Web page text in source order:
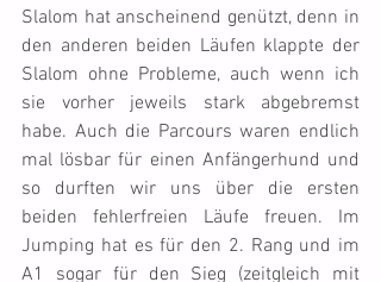
Slalom hat anscheinend genützt, denn in
den anderen beiden Läufen klappte der
Slalom ohne Probleme, auch wenn ich
sie vorher jeweils stark abgebremst
habe. Auch die Parcours waren endlich
mal lösbar für einen Anfängerhund und
so durften wir uns über die ersten
beiden fehlerfreien Läufe freuen. Im
Jumping hat es für den 2. Rang und im
A1 sogar für den Sieg (zeitgleich mit